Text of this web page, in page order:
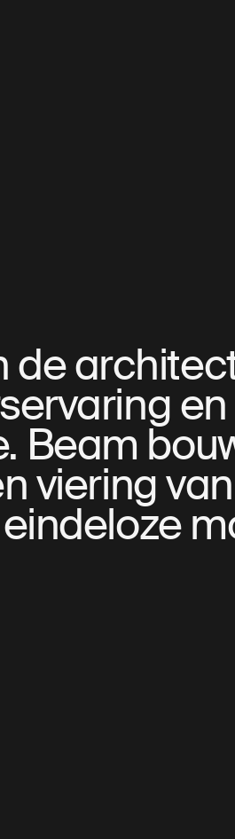
de
Beam
viering
eindeloze